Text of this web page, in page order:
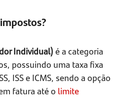
Individual) é a categoria
possuindo uma taxa fixa
ISS e ICMS, sendo a opção
fatura até o limite